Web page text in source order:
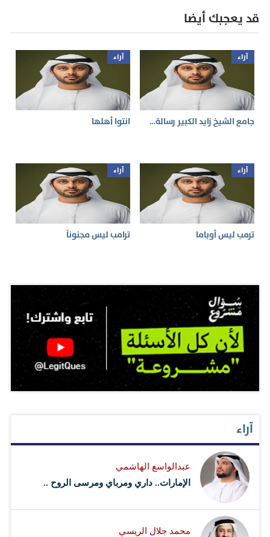
قد يعجبك أيضا
آراء
جامع الشيخ زايد الكبير رسالة…
آراء
انتوا أهلها
آراء
ترمب ليس أوباما
آراء
ترامب ليس مجنوناً
آراء
عبدالواسع الهاشمي
الإمارات.. داري ومرباي ومرسى الروح ..
محمد جلال الريسي